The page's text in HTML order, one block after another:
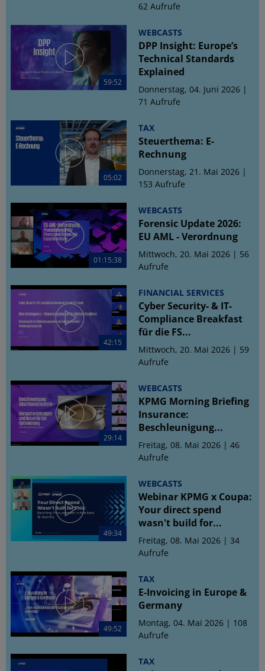
62 Aufrufe
59:52
WEBCASTS
DPP Insight: Europe’s
Technical Standards
Explained
Donnerstag, 04. Juni 2026 |
71 Aufrufe
05:02
TAX
Steuerthema: E-
Rechnung
Donnerstag, 21. Mai 2026 |
153 Aufrufe
01:15:38
WEBCASTS
Forensic Update 2026:
EU AML - Verordnung
Mittwoch, 20. Mai 2026 | 56
Aufrufe
42:15
FINANCIAL SERVICES
Cyber Security- & IT-
Compliance Breakfast
für die FS...
Mittwoch, 20. Mai 2026 | 59
Aufrufe
29:14
WEBCASTS
KPMG Morning Briefing
Insurance:
Beschleunigung...
Freitag, 08. Mai 2026 | 46
Aufrufe
49:34
WEBCASTS
Webinar KPMG x Coupa:
Your direct spend
wasn't build for...
Freitag, 08. Mai 2026 | 34
Aufrufe
49:52
TAX
E-Invoicing in Europe &
Germany
Montag, 04. Mai 2026 | 108
Aufrufe
TAX